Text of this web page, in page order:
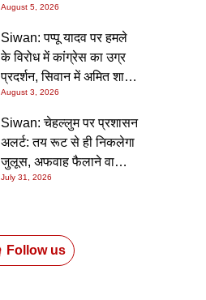
August 5, 2026
Siwan: पप्पू यादव पर हमले
के विरोध में कांग्रेस का उग्र
प्रदर्शन, सिवान में अमित शाह
का पुतला फूंका
August 3, 2026
Siwan: चेहल्लुम पर प्रशासन
अलर्ट: तय रूट से ही निकलेगा
जुलूस, अफवाह फैलाने वालों
पर होगी सख्त कार्रवाई
July 31, 2026
Follow us